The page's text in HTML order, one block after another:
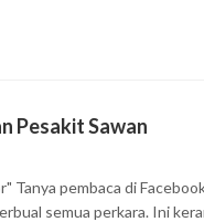
Pesakit Sawan
Tanya pembaca di
semua perkara. Ini